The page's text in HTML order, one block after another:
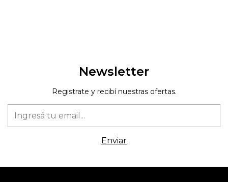
Newsletter
Registrate y recibí nuestras ofertas.